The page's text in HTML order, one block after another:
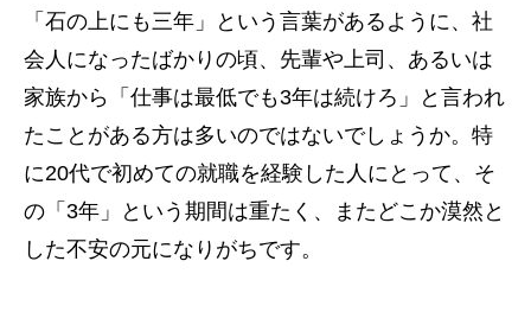
「石の上にも三年」という言葉があるように、社
会人になったばかりの頃、先輩や上司、あるいは
家族から「仕事は最低でも3年は続けろ」と言われ
たことがある方は多いのではないでしょうか。特
に20代で初めての就職を経験した人にとって、そ
の「3年」という期間は重たく、またどこか漠然と
した不安の元になりがちです。